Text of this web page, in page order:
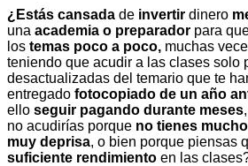
¿Estás cansada de invertir dinero
una academia o preparador para
los temas poco a poco, muchas
teniendo que acudir a las clases solo
desactualizadas del temario que te
entregado fotocopiado de un año
ello seguir pagando durante meses
no acudirías porque no tienes
muy deprisa, o bien porque piensas
suficiente rendimiento en las